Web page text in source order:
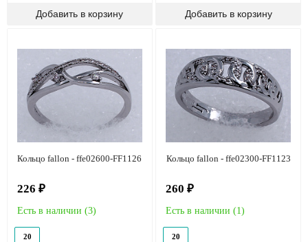
Кольцо fallon - ffe02600-FF1126
226 ₽
Есть в наличии (3)
20
Кольцо fallon - ffe02300-FF1123
260 ₽
Есть в наличии (1)
20